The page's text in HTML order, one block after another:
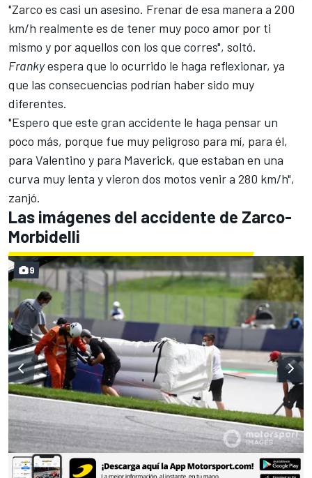
"Zarco es casi un asesino. Frenar de esa manera a 200
km/h realmente es de tener muy poco amor por ti
mismo y por aquellos con los que corres", soltó.
Frankyespera que lo ocurrido le haga reflexionar, ya
que las consecuencias podrían haber sido muy
diferentes.
"Espero que este gran accidente le haga pensar un
poco más, porque fue muy peligroso para mí, para él,
para Valentino y para Maverick, que estaban en una
curva muy lenta y vieron dos motos venir a 280 km/h",
zanjó.
Las imágenes del accidente de Zarco-
Morbidelli
9